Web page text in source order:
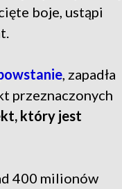
boje, ustąpi
, zapadła
przeznaczonych
który jest
400 milionów